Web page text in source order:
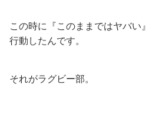
この時に『このままではヤバい
行動したんです。
それがラグビー部。